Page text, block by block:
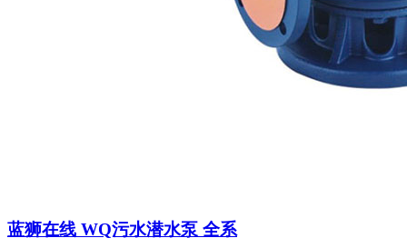
蓝狮在线 WQ污水潜水泵 全系